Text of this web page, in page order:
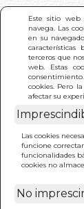
Este sitio web
navega. Las
en su
terceros que
web. Estas
cookies. Pero
afectar su
Las cookies
funcione
funcionalidades
cookies no
No
INICIO >